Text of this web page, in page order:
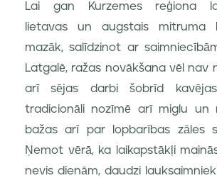
Lai gan Kurzemes reģiona
lietavas un augstais mitruma
mazāk, salīdzinot ar
Latgalē, ražas novākšana vēl nav
arī sējas darbi šobrīd
tradicionāli nozīmē arī miglu un
bažas arī par lopbarības zāles
Ņemot vērā, ka laikapstākļi
nevis dienām, daudzi